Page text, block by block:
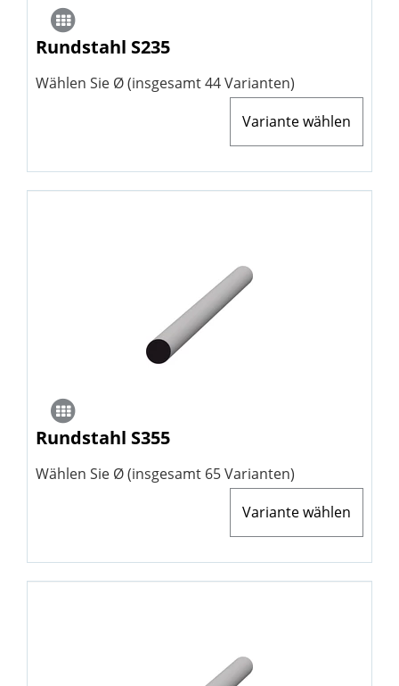
Rundstahl S235
Wählen Sie Ø (insgesamt 44 Varianten)
Variante wählen
Rundstahl S355
Wählen Sie Ø (insgesamt 65 Varianten)
Variante wählen